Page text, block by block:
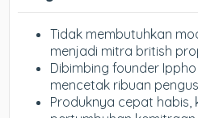
Tidak membutuhkan
menjadi mitra british
Dibimbing founder
mencetak ribuan
Produknya cepat habis,